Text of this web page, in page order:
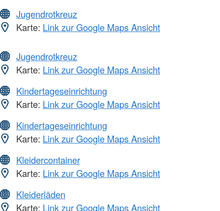
Jugendrotkreuz
Karte: Link zur Google Maps Ansicht
Jugendrotkreuz
Karte: Link zur Google Maps Ansicht
Kindertageseinrichtung
Karte: Link zur Google Maps Ansicht
Kindertageseinrichtung
Karte: Link zur Google Maps Ansicht
Kleidercontainer
Karte: Link zur Google Maps Ansicht
Kleiderläden
Karte: Link zur Google Maps Ansicht